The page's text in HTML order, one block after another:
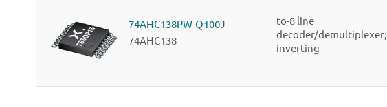
74AHC138PW-Q100J
74AHC138
to-8 line
decoder/demultiplexer;
inverting